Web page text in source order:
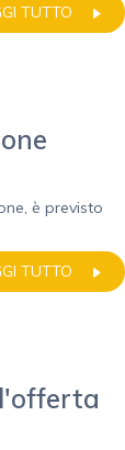
TUTTO
è previsto
TUTTO